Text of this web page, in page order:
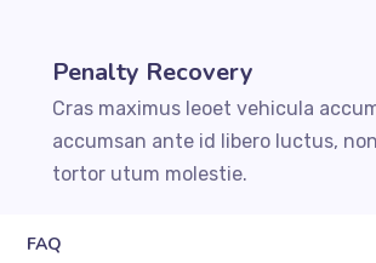
Penalty Recovery
Cras maximus leoet vehicula
accumsan ante id libero luctus,
tortor utum molestie.
FAQ